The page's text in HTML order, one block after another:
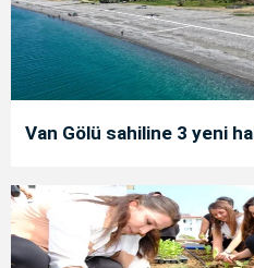
Van Gölü sahiline 3 yeni